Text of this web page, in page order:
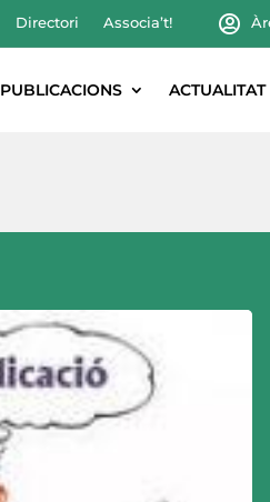
Directori Associa’t!
PUBLICACIONS ACTUALITAT